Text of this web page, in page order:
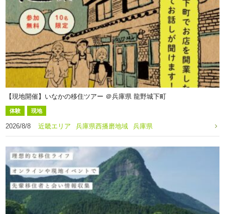
【現地開催】いなかの移住ツアー ＠兵庫県 龍野城下町
体験 現地
2026/8/8 近畿エリア 兵庫県西播磨地域 兵庫県